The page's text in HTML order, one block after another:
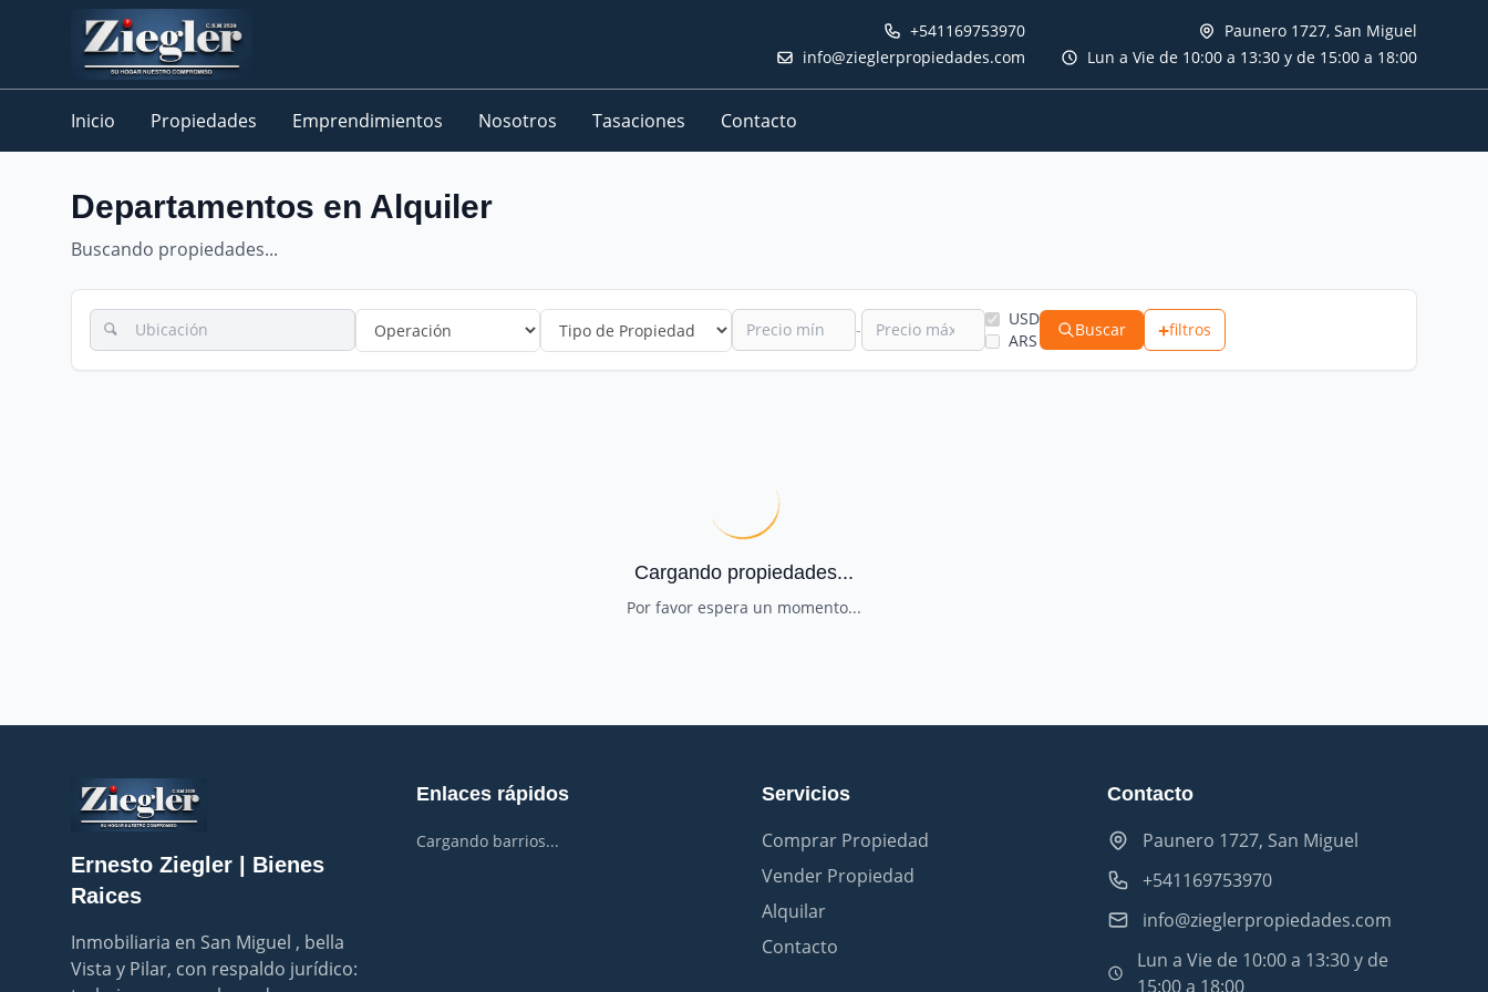
+541169753970
info@zieglerpropiedades.com
Paunero 1727, San Miguel
Lun a Vie de 10:00 a 13:30 y de 15:00 a 18:00
Inicio Propiedades Emprendimientos Nosotros Tasaciones Contacto
Departamentos en Alquiler
Buscando propiedades...
-
USD
ARS
Buscar +filtros
Cargando propiedades...
Por favor espera un momento...
Ernesto Ziegler | Bienes
Raices
Inmobiliaria en San Miguel , bella
Vista y Pilar, con respaldo jurídico:
Enlaces rápidos
Cargando barrios...
Servicios
Comprar Propiedad
Vender Propiedad
Alquilar
Contacto
Contacto
Paunero 1727, San Miguel
+541169753970
info@zieglerpropiedades.com
Lun a Vie de 10:00 a 13:30 y de
15:00 a 18:00